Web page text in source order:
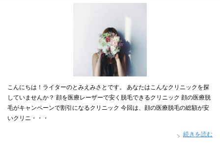
こんにちは！ライターのとみえみさとです。 あなたはこんなクリニックを探
していませんか？ 顔を医療レーザーで安く脱毛できるクリニック 顔の医療脱
毛がキャンペーンで割引になるクリニック 今回は、顔の医療脱毛の総額が安
いクリニ・・・
続きを読む